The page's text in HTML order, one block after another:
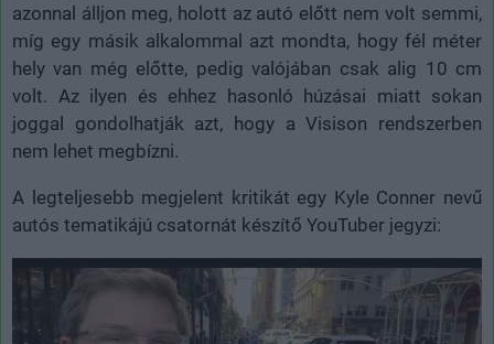
azonnal álljon meg, holott az autó előtt nem volt semmi,
míg egy másik alkalommal azt mondta, hogy fél méter
hely van még előtte, pedig valójában csak alig 10 cm
volt. Az ilyen és ehhez hasonló húzásai miatt sokan
joggal gondolhatják azt, hogy a Visison rendszerben
nem lehet megbízni.
A legteljesebb megjelent kritikát egy Kyle Conner nevű
autós tematikájú csatornát készítő YouTuber jegyzi: